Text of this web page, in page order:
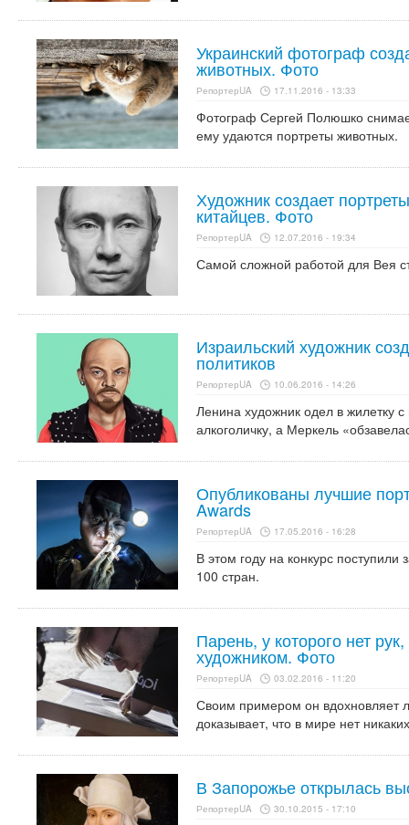
Украинский фотограф
животных. Фото
РепортерUA 17.11.2016 - 13:33
Фотограф Сергей Полюшко
ему удаются портреты животных.
Художник создает
китайцев. Фото
РепортерUA 12.07.2016 - 19:34
Самой сложной работой для Вея
Израильский художник
политиков
РепортерUA 10.06.2016 - 14:26
Ленина художник одел в жилетку
алкоголичку, а Меркель
Опубликованы лучшие
Awards
РепортерUA 17.05.2016 - 16:28
В этом году на конкурс
100 стран.
Парень, у которого нет
художником. Фото
РепортерUA 03.02.2016 - 11:20
Своим примером он вдохновляет
доказывает, что в мире нет
В Запорожье открылась
РепортерUA 30.10.2015 - 17:10